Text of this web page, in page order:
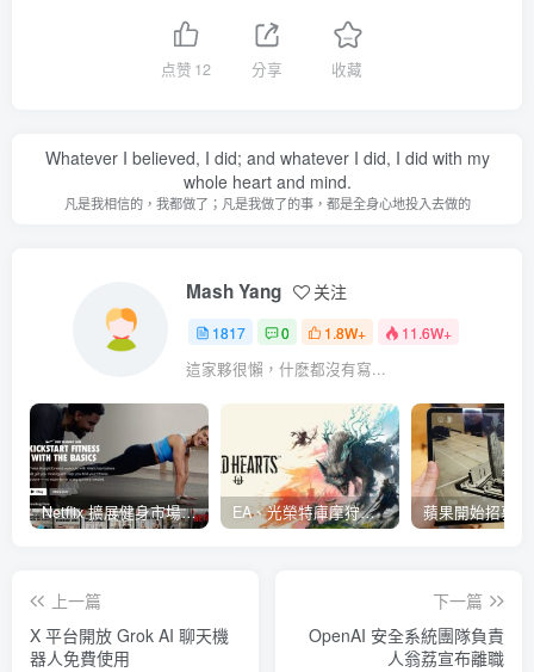
点赞 12 分享 收藏
Whatever I believed, I did; and whatever I did, I did with my
whole heart and mind.
凡是我相信的，我都做了；凡是我做了的事，都是全身心地投入去做的
Mash Yang 关注
1817 0 1.8W+ 11.6W+
這家夥很懶，什麽都沒有寫...
Netflix 擴展健身市場 與 Nike 合作推出《Nike Training Club》系列健身影片 EA、光榮特庫摩狩獵冒險遊戲《WILD HEARTS》公布「強大化獸」宣傳影片
上一篇
X 平台開放 Grok AI 聊天機
器人免費使用
下一篇
OpenAI 安全系統團隊負責
人翁荔宣布離職